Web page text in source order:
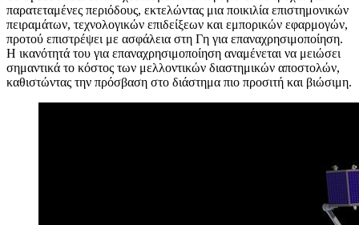
παρατεταμένες περιόδους, εκτελώντας μια ποικιλία επιστημονικών
πειραμάτων, τεχνολογικών επιδείξεων και εμπορικών εφαρμογών,
προτού επιστρέψει με ασφάλεια στη Γη για επαναχρησιμοποίηση.
Η ικανότητά του για επαναχρησιμοποίηση αναμένεται να μειώσει
σημαντικά το κόστος των μελλοντικών διαστημικών αποστολών,
καθιστώντας την πρόσβαση στο διάστημα πιο προσιτή και βιώσιμη.